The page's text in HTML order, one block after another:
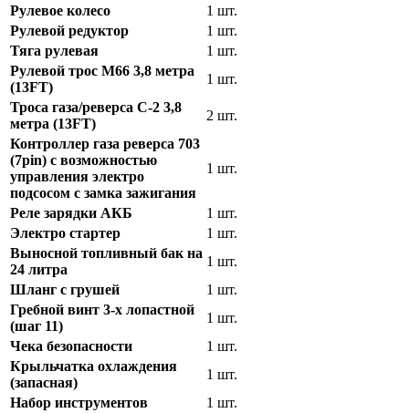
Рулевое колесо
1 шт.
Рулевой редуктор
1 шт.
Тяга рулевая
1 шт.
Рулевой трос М66 3,8 метра
(13FT)
1 шт.
Троса газа/реверса C-2 3,8
метра (13FT)
2 шт.
Контроллер газа реверса 703
(7pin) с возможностью
управления электро
подсосом с замка зажигания
1 шт.
Реле зарядки АКБ
1 шт.
Электро стартер
1 шт.
Выносной топливный бак на
24 литра
1 шт.
Шланг с грушей
1 шт.
Гребной винт 3-х лопастной
(шаг 11)
1 шт.
Чека безопасности
1 шт.
Крыльчатка охлаждения
(запасная)
1 шт.
Набор инструментов
1 шт.